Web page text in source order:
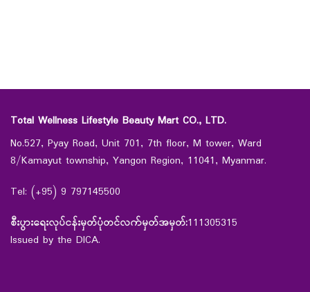
Total Wellness Lifestyle Beauty Mart CO., LTD.
No.527, Pyay Road, Unit 701, 7th floor, M tower, Ward
8/Kamayut township, Yangon Region, 11041, Myanmar.
Tel: (+95) 9 797145500
စီးပွားရေးလုပ်ငန်းမှတ်ပုံတင်လက်မှတ်အမှတ်:111305315
Issued by the DICA.